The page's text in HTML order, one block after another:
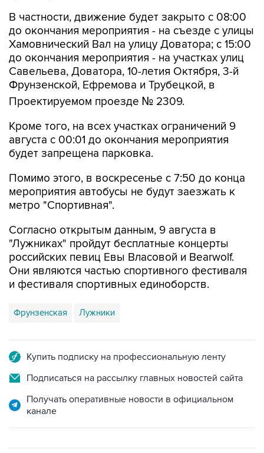
В частности, движение будет закрыто с 08:00
до окончания мероприятия - на съезде с улицы
Хамовнический Вал на улицу Доватора; с 15:00
до окончания мероприятия - на участках улиц
Савельева, Доватора, 10-летия Октября, 3-й
Фрунзенской, Ефремова и Трубецкой, в
Проектируемом проезде № 2309.
Кроме того, на всех участках ограничений 9
августа с 00:01 до окончания мероприятия
будет запрещена парковка.
Помимо этого, в воскресенье с 7:50 до конца
мероприятия автобусы не будут заезжать к
метро "Спортивная".
Согласно открытым данным, 9 августа в
"Лужниках" пройдут бесплатные концерты
российских певиц Евы Власовой и Bearwolf.
Они являются частью спортивного фестиваля
и фестиваля спортивных единоборств.
Фрунзенская Лужники
Купить подписку на профессиональную ленту
Подписаться на рассылку главных новостей сайта
Получать оперативные новости в официальном
канале